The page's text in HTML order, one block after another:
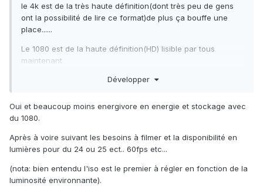
le 4k est de la très haute définition(dont très peu de gens
ont la possibilité de lire ce format)de plus ça bouffe une
place......
Le 1080 est de la haute définition(HD) lisible par tous
maintenant
Développer
Oui et beaucoup moins energivore en energie et stockage avec
du 1080.
Après à voire suivant les besoins à filmer et la disponibilité en
lumières pour du 24 ou 25 ect.. 60fps etc...
(nota: bien entendu l'iso est le premier à régler en fonction de la
luminosité environnante).